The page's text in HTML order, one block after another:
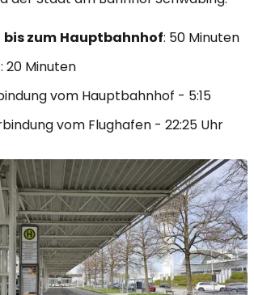
bis zum Hauptbahnhof: 50 Minuten
: 20 Minuten
vom Hauptbahnhof - 5:15
vom Flughafen - 22:25 Uhr